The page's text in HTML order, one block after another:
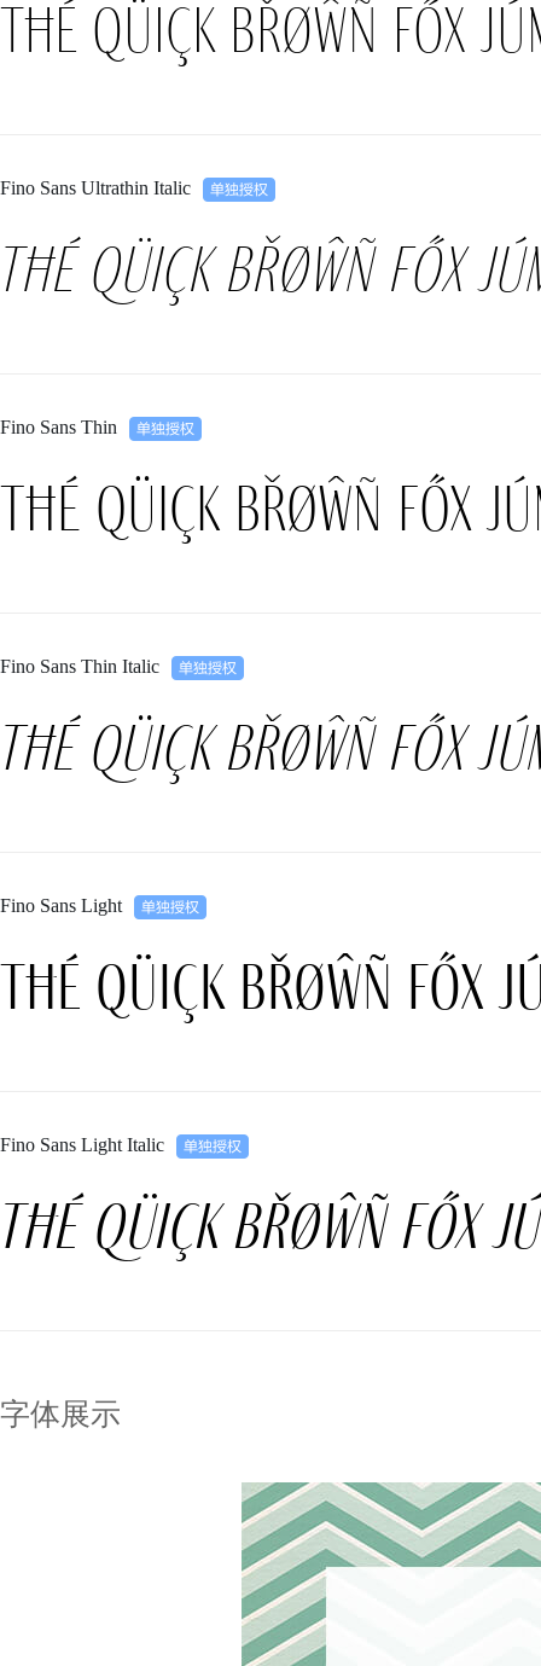
Tħé qüiçk břøŵñ főx
Fino Sans Ultrathin Italic
Tħé qüiçk břøŵñ főx
Fino Sans Thin
Tħé qüiçk břøŵñ főx
Fino Sans Thin Italic
Tħé qüiçk břøŵñ főx
Fino Sans Light
Tħé qüiçk břøŵñ főx
Fino Sans Light Italic
Tħé qüiçk břøŵñ főx
字体展示